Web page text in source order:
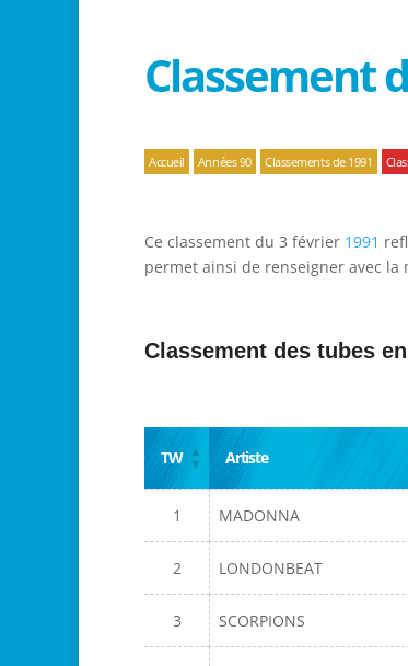
Classement
Accueil Années 90 Classements de 1991
Ce classement du 3 février 1991
permet ainsi de renseigner avec
Classement des tubes
TW Artiste
1 MADONNA
2 LONDONBEAT
3 SCORPIONS